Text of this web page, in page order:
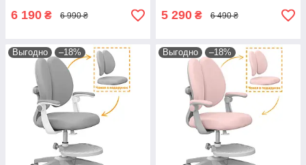
6 190 ₴ 6 990 ₴ 5 290 ₴ 6 490 ₴
Выгодно –18% Выгодно –18%